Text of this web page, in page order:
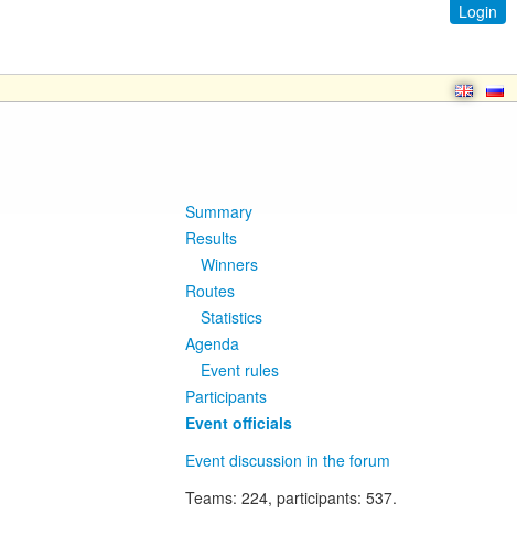
Login
Summary
Results
Winners
Routes
Statistics
Agenda
Event rules
Participants
Event officials
Event discussion in the forum
Teams: 224, participants: 537.